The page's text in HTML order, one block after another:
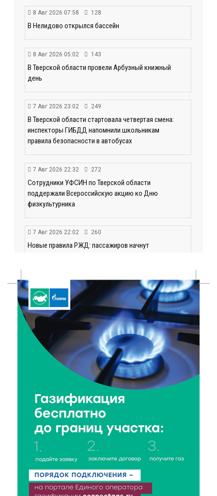
8 Авг 2026 07:58 128
В Нелидово открылся бассейн
8 Авг 2026 05:02 143
В Тверской области провели Арбузный книжный
день
7 Авг 2026 23:02 249
В Тверской области стартовала четвертая смена:
инспекторы ГИБДД напомнили школьникам
правила безопасности в автобусах
7 Авг 2026 22:32 272
Сотрудники УФСИН по Тверской области
поддержали Всероссийскую акцию ко Дню
физкультурника
7 Авг 2026 22:02 260
Новые правила РЖД: пассажиров начнут
7 Авг 2026 21:02
Социальный фонд РФ представил актуальные
данные о численности пенсионеров
7 Авг 2026 20:02 309
Как питаться, чтобы мозг работал лучше:
рекомендации фитнес ‑ специалиста Александра
7 Авг 2026 19:02 316
Ботанические лаборатории в школах: Тверская
область запускает масштабный экопроект
7 Авг 2026 18:52 645
В Ржеве чествовали работников строительной
отрасли